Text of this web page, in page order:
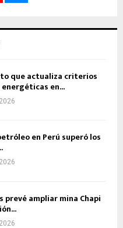
que actualiza criterios
en...
en Perú superó los
prevé ampliar mina Chapi